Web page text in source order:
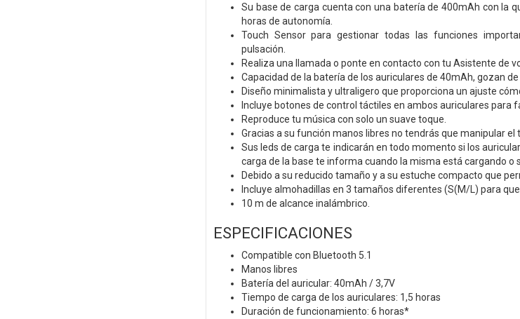
Su base de carga cuenta con una batería de 400mAh con la
horas de autonomía.
Touch Sensor para gestionar todas las funciones
pulsación.
Realiza una llamada o ponte en contacto con tu Asistente de
Capacidad de la batería de los auriculares de 40mAh, gozan
Diseño minimalista y ultraligero que proporciona un ajuste
Incluye botones de control táctiles en ambos auriculares para
Reproduce tu música con solo un suave toque.
Gracias a su función manos libres no tendrás que manipular el
Sus leds de carga te indicarán en todo momento si los
carga de la base te informa cuando la misma está cargando o
Debido a su reducido tamaño y a su estuche compacto que
Incluye almohadillas en 3 tamaños diferentes (S(M/L) para
10 m de alcance inalámbrico.
ESPECIFICACIONES
Compatible con Bluetooth 5.1
Manos libres
Batería del auricular: 40mAh / 3,7V
Tiempo de carga de los auriculares: 1,5 horas
Duración de funcionamiento: 6 horas*